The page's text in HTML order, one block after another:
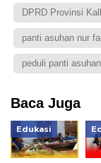
DPRD Provinsi
panti asuhan nur
peduli panti asuhan
Baca Juga
Edukasi